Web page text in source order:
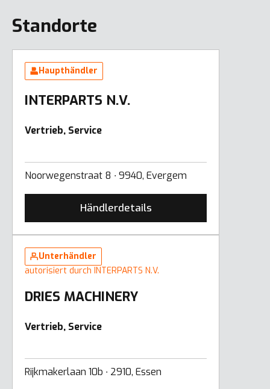
Standorte
Haupthändler
INTERPARTS N.V.
Vertrieb, Service
Noorwegenstraat 8 ∙ 9940, Evergem
Händlerdetails
Unterhändler
autorisiert durch INTERPARTS N.V.
DRIES MACHINERY
Vertrieb, Service
Rijkmakerlaan 10b ∙ 2910, Essen